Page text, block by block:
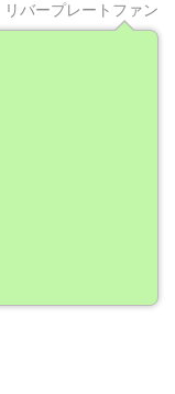
リバープレートファン